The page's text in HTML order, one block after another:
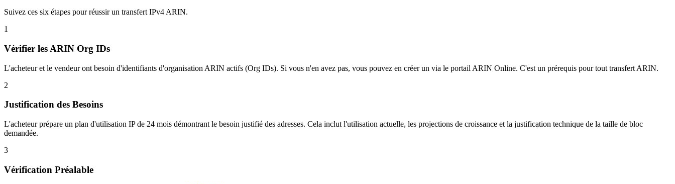
Suivez ces six étapes pour réussir un transfert IPv4 ARIN.
1
Vérifier les ARIN Org IDs
L'acheteur et le vendeur ont besoin d'identifiants d'organisation ARIN actifs (Org IDs). Si vous n'en avez pas, vous pouvez en créer un via le portail ARIN Online. C'est un prérequis pour tout transfert ARIN.
2
Justification des Besoins
L'acheteur prépare un plan d'utilisation IP de 24 mois démontrant le besoin justifié des adresses. Cela inclut l'utilisation actuelle, les projections de croissance et la justification technique de la taille de bloc
demandée.
3
Vérification Préalable